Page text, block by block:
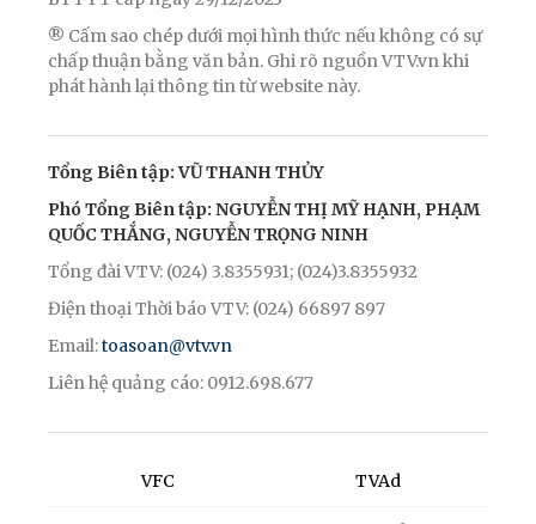
® Cấm sao chép dưới mọi hình thức nếu không có sự
chấp thuận bằng văn bản. Ghi rõ nguồn VTV.vn khi
phát hành lại thông tin từ website này.
Tổng Biên tập: VŨ THANH THỦY
Phó Tổng Biên tập: NGUYỄN THỊ MỸ HẠNH, PHẠM
QUỐC THẮNG, NGUYỄN TRỌNG NINH
Tổng đài VTV: (024) 3.8355931; (024)3.8355932
Điện thoại Thời báo VTV: (024) 66897 897
Email:toasoan@vtv.vn
Liên hệ quảng cáo: 0912.698.677
VFC TVAd